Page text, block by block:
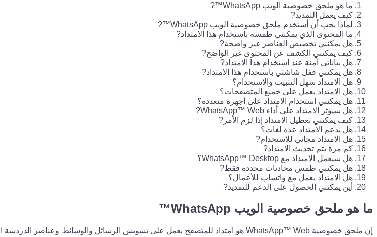
ما هو ملحق خصوصية الويب WhatsApp™?
كيف يعمل التمديد?
لماذا يجب أن أستخدم ملحق خصوصية الويب WhatsApp™?
ما المحتوى الذي يمكنني طمسه باستخدام هذا الامتداد?
هل يمكنني تخصيص العناصر غير واضحة?
كيف يمكنني الكشف عن المحتوى غير الواضح?
هل بياناتي آمنة عند استخدام هذا الامتداد?
هل يمكنني قفل شاشتي باستخدام هذا الامتداد?
هل الامتداد سهل التثبيت والاستخدام؟
هل الامتداد يعمل على جميع المتصفحات؟
هل يمكنني استخدام الامتداد على أجهزة متعددة؟
هل سيؤثر الامتداد على أداء WhatsApp™ Web?
كيف يمكنني تعطيل الامتداد إذا لزم الأمر?
هل يدعم الامتداد عدة لغات؟
هل الامتداد مجاني للاستخدام?
كم مرة يتم تحديث الامتداد?
هل سيعمل الامتداد مع WhatsApp™ Desktop؟
هل يمكنني طمس محادثات محددة فقط?
هل الامتداد يعمل مع واتساب للأعمال؟
أين يمكنني الحصول على الدعم للتمديد?
ما هو ملحق خصوصية الويب WhatsApp™
إن ملحق خصوصية WhatsApp™ Web هو امتداد للمتصفح يعمل على تشويش الرسائل والوسائط وعناصر الدردشة الأخرى على WhatsApp™ Web، ولا يكشف عنها إلا عند المرور فوقها.